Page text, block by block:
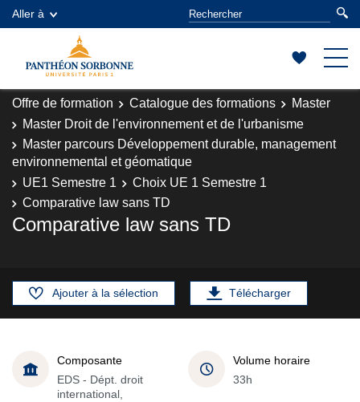
Aller à
Offre de formation Catalogue des formations
Master
Master Droit de l'environnement et de l'urbanisme
Master parcours Développement durable, management
environnemental et géomatique
UE1 Semestre 1
Choix UE 1 Semestre 1
Comparative law sans TD
Comparative law sans TD
Ajouter à la sélection Télécharger
Composante
EDS - Dépt. droit
international,
Volume horaire
33h